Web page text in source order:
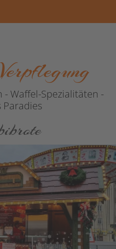
Waffel-Spezialitäten -
Paradies